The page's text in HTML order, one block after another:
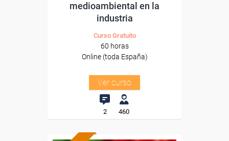
medioambiental en la
industria
Curso Gratuito
60 horas
Online (toda España)
Ver curso
2 460